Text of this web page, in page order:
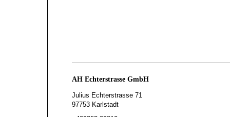
AH Echterstrasse GmbH
Julius Echterstrasse 71
97753 Karlstadt